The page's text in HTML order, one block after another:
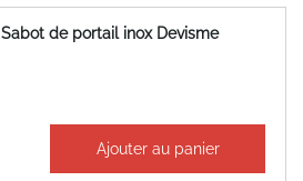
Sabot de portail inox Devisme
Ajouter au panier